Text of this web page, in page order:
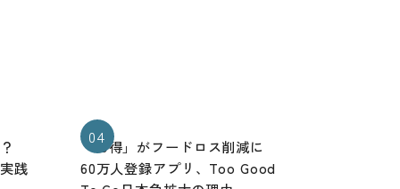
践
04
「お得」がフードロス削減に
60万人登録アプリ、Too Good